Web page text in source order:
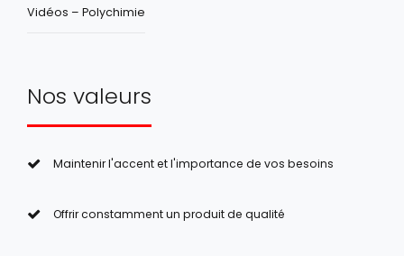
Vidéos – Polychimie
Nos valeurs
Maintenir l'accent et l'importance de vos besoins
Offrir constamment un produit de qualité